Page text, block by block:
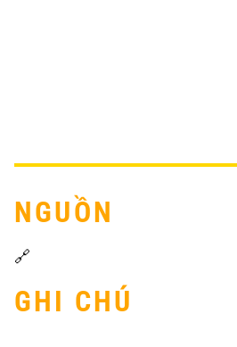
NGUỒN
🔗
GHI CHÚ